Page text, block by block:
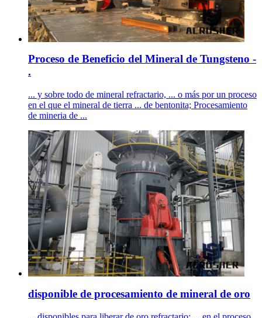
Proceso de Beneficio del Mineral de Tungsteno -
.
... y sobre todo de mineral refractario, ... o más por un proceso
en el que el mineral de tierra ... de bentonita; Procesamiento
de mineria de ...
disponible de procesamiento de mineral de oro